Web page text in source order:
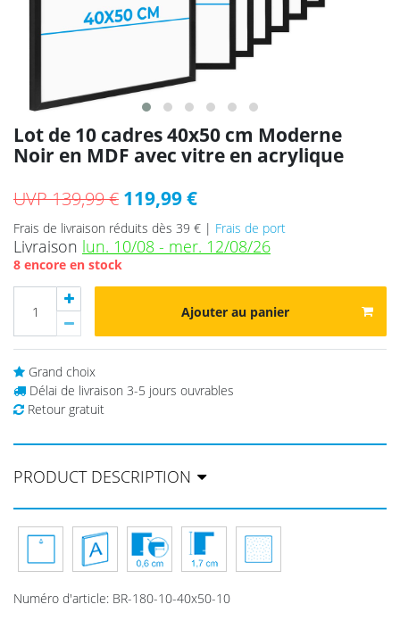
Lot de 10 cadres 40x50 cm Moderne
Noir en MDF avec vitre en acrylique
UVP 139,99 € 119,99 €
Frais de livraison réduits dès 39 € | Frais de port
Livraison lun. 10/08 - mer. 12/08/26
8 encore en stock
Ajouter au panier
Grand choix
Délai de livraison 3-5 jours ouvrables
Retour gratuit
PRODUCT DESCRIPTION
Numéro d'article: BR-180-10-40x50-10